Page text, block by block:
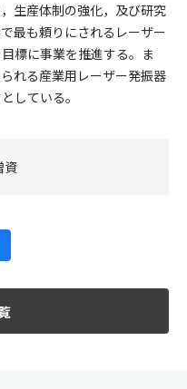
生産体制の強化，及び研究
最も頼りにされるレーザー
標に事業を推進する。ま
れる産業用レーザー発振器
している。
資